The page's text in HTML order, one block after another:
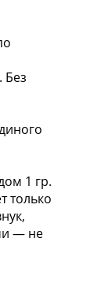
Без
1 гр.
только
— не